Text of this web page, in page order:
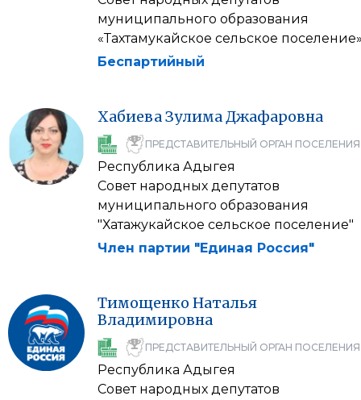
муниципального образования
«Тахтамукайское сельское
Беспартийный
ХабиеваЗулимаДжафаровна
ПРЕДСТАВИТЕЛЬНЫЙ ОРГАН ПОСЕЛЕНИЯ
Республика Адыгея
Совет народных депутатов
муниципального образования
"Хатажукайское сельское поселение"
Член партии "Единая Россия"
Тимощенко Наталья
Владимировна
ПРЕДСТАВИТЕЛЬНЫЙ ОРГАН ПОСЕЛЕНИЯ
Республика Адыгея
Совет народных депутатов